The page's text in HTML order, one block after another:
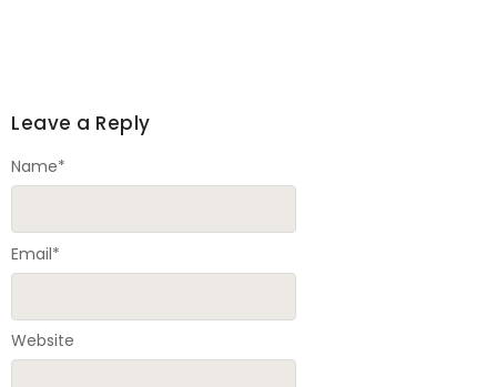
Leave a Reply
Name*
Email*
Website